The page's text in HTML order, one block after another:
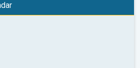
08:30 19:00 2°